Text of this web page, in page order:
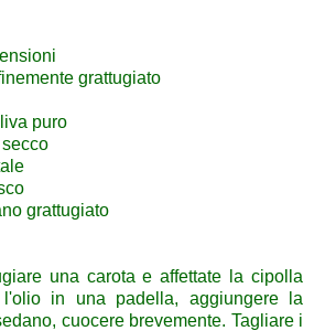
grattugiato
puro
grattugiato
una carota e affettate la cipolla
l'olio in una padella, aggiungere la
cuocere brevemente. Tagliare i